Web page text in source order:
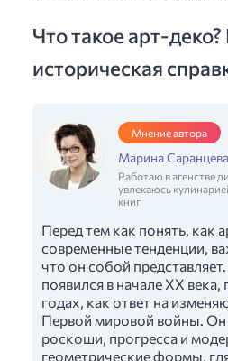
Что такое арт-
историческая
Мнение автора
Марина Саранцева
Работаю в агенстве
увлекаюсь
книг
Перед тем как понять, как
современные тенденции,
что он собой
появился в начале XX
годах, как ответ на
Первой мировой войны.
роскоши, прогресса и
геометрические формы,